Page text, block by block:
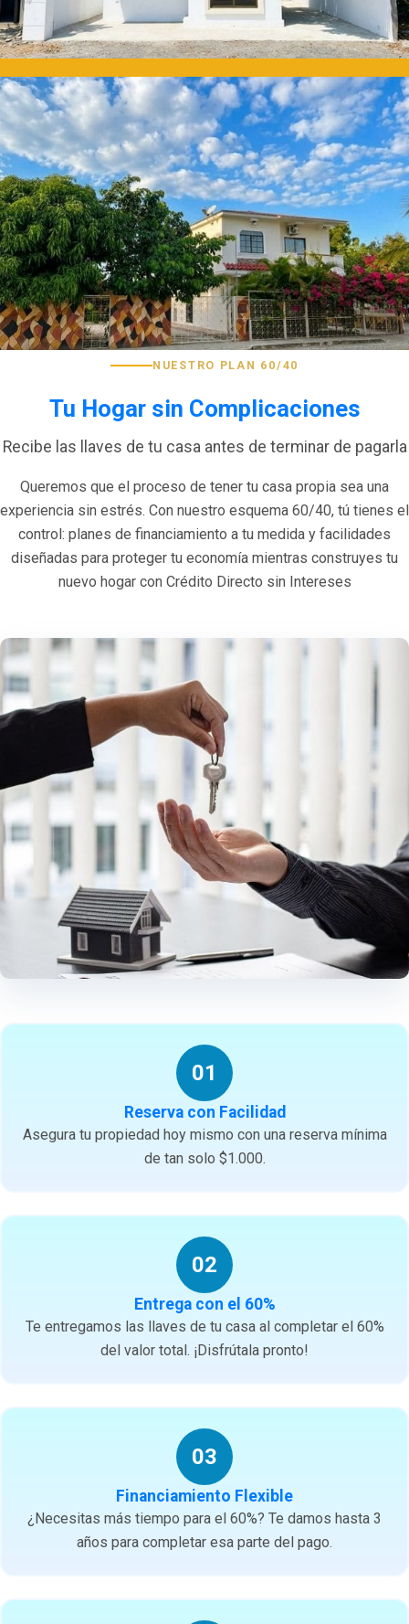
NUESTRO PLAN 60/40
Tu Hogar sin Complicaciones
Recibe las llaves de tu casa antes de terminar de pagarla
Queremos que el proceso de tener tu casa propia sea una
experiencia sin estrés. Con nuestro esquema 60/40, tú tienes el
control: planes de financiamiento a tu medida y facilidades
diseñadas para proteger tu economía mientras construyes tu
nuevo hogar con Crédito Directo sin Intereses
01
Reserva con Facilidad
Asegura tu propiedad hoy mismo con una reserva mínima
de tan solo $1.000.
02
Entrega con el 60%
Te entregamos las llaves de tu casa al completar el 60%
del valor total. ¡Disfrútala pronto!
03
Financiamiento Flexible
¿Necesitas más tiempo para el 60%? Te damos hasta 3
años para completar esa parte del pago.